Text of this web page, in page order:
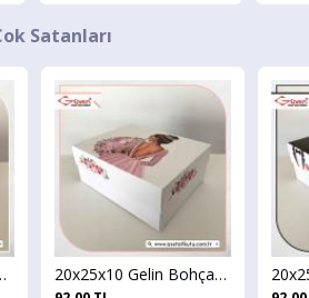
Satanları
20x25x10 Gelin Bohça Kutusu